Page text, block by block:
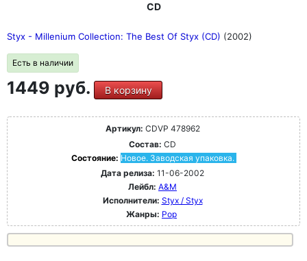
CD
Styx - Millenium Collection: The Best Of Styx (CD) (2002)
Есть в наличии
1449 руб. В корзину
Артикул: CDVP 478962
Состав: CD
Состояние: Новое. Заводская упаковка.
Дата релиза: 11-06-2002
Лейбл: A&M
Исполнители: Styx / Styx
Жанры: Pop